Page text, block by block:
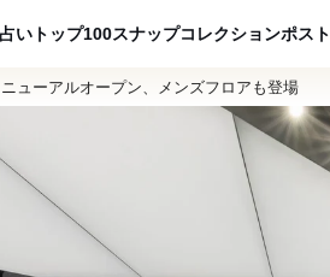
い トップ100スナップコレクションポスト
ューアルオープン、メンズフロアも登場